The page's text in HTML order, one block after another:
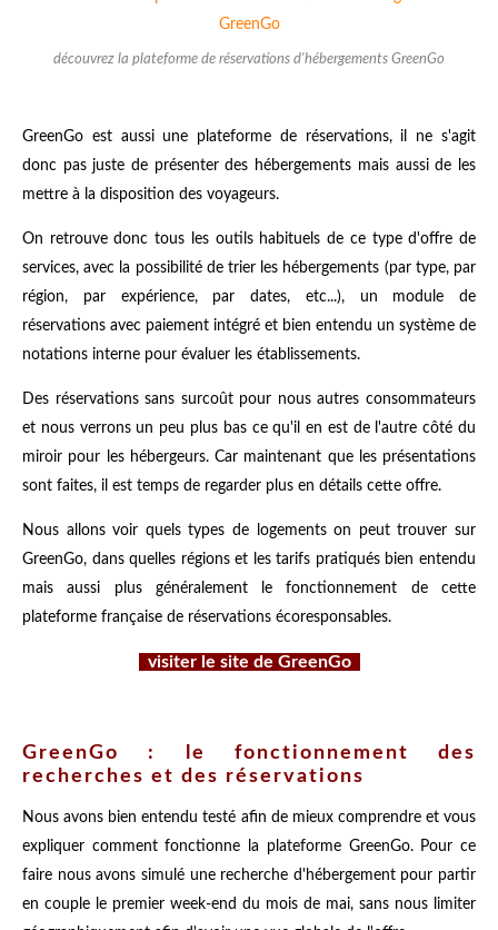
découvrez la plateforme de réservations d'hébergements GreenGo
GreenGo est aussi une plateforme de réservations, il ne s'agit
donc pas juste de présenter des hébergements mais aussi de les
mettre à la disposition des voyageurs.
On retrouve donc tous les outils habituels de ce type d'offre de
services, avec la possibilité de trier les hébergements (par type, par
région, par expérience, par dates, etc...), un module de
réservations avec paiement intégré et bien entendu un système de
notations interne pour évaluer les établissements.
Des réservations sans surcoût pour nous autres consommateurs
et nous verrons un peu plus bas ce qu'il en est de l'autre côté du
miroir pour les hébergeurs. Car maintenant que les présentations
sont faites, il est temps de regarder plus en détails cette offre.
Nous allons voir quels types de logements on peut trouver sur
GreenGo, dans quelles régions et les tarifs pratiqués bien entendu
mais aussi plus généralement le fonctionnement de cette
plateforme française de réservations écoresponsables.
visiter le site de GreenGo
GreenGo : le fonctionnement des
recherches et des réservations
Nous avons bien entendu testé afin de mieux comprendre et vous
expliquer comment fonctionne la plateforme GreenGo. Pour ce
faire nous avons simulé une recherche d'hébergement pour partir
en couple le premier week-end du mois de mai, sans nous limiter